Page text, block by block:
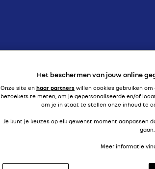
Het beschermen van jouw online
Onze site en haar partners willen cookies gebruiken
bezoekers te meten, om je gepersonaliseerde en/of
om je in staat te stellen onze inhoud te
Je kunt je keuzes op elk gewenst moment aanpassen
gaan.
Meer informatie